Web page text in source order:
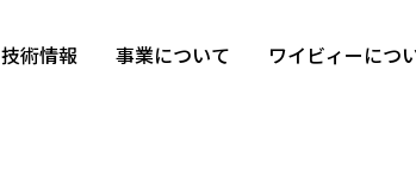
技術情報 事業について ワイビィーにつ